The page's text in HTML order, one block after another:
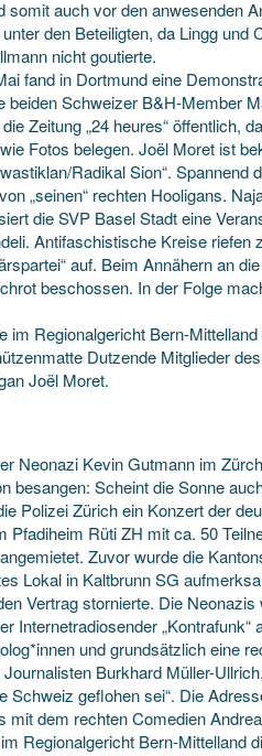
somit auch vor den anwesenden
den Beteiligten, da Lingg
nicht goutierte.
fand in Dortmund eine
beiden Schweizer B&H-Member
Zeitung „24 heures“ öffentlich,
Fotos belegen. Joël Moret ist
Radikal Sion“.
„seinen“ rechten Hooligans.
die SVP Basel Stadt eine
Antifaschistische Kreise riefen
auf. Beim Annähern an
beschossen. In der Folge
im Regionalgericht Bern-
Dutzende Mitglieder
Joël Moret.
Neonazi Kevin Gutmann im
besangen: Scheint die Sonne
Polizei Zürich ein Konzert der
Pfadiheim Rüti ZH mit ca. 50
Zuvor wurde die
Lokal in Kaltbrunn SG
Vertrag stornierte. Die
Internetradiosender
und grundsätzlich eine
Burkhard Müller-
Schweiz geflohen sei“. Die
mit dem rechten Comedien
Regionalgericht Bern-Mittelland